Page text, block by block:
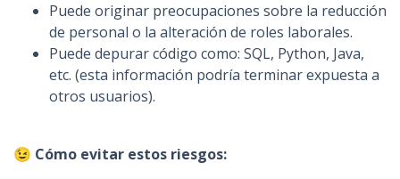
Puede originar preocupaciones sobre la reducción
de personal o la alteración de roles laborales.
Puede depurar código como: SQL, Python, Java,
etc. (esta información podría terminar expuesta a
otros usuarios).
😉 Cómo evitar estos riesgos: